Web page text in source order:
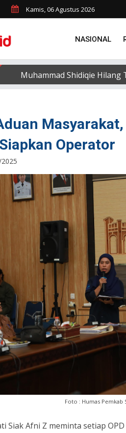
Kamis, 06 Agustus 2026
NASIONAL
Muhammad Shidiqie Hilang
Operator
Foto : Humas Pemkab
Siak Afni Z meminta setiap